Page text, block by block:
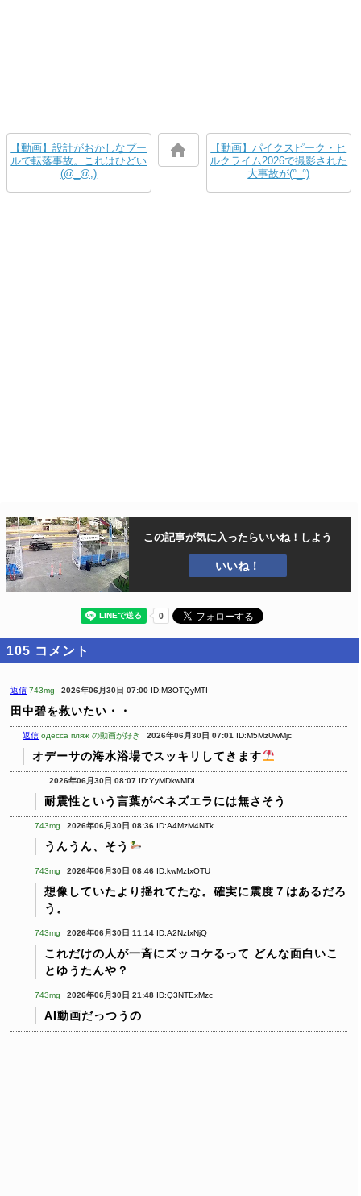
【動画】設計がおかしなプー
ルで転落事故。これはひどい
(@_@;)
【動画】パイクスピーク・ヒ
ルクライム2026で撮影された
大事故が(°_°)
この記事が気に入ったらいいね！しよう
いいね！
105 コメント
返信 743mg 2026年06月30日 07:00 ID:M3OTQyMTI
田中碧を救いたい・・
返信 одесса пляж の動画が好き 2026年06月30日 07:01 ID:M5MzUwMjc
オデーサの海水浴場でスッキリしてきます
2026年06月30日 08:07 ID:YyMDkwMDI
耐震性という言葉がベネズエラには無さそう
743mg 2026年06月30日 08:36 ID:A4MzM4NTk
うんうん、そう
743mg 2026年06月30日 08:46 ID:kwMzIxOTU
想像していたより揺れてたな。確実に震度７はあるだろ
う。
743mg 2026年06月30日 11:14 ID:A2NzIxNjQ
これだけの人が一斉にズッコケるって どんな面白いこ
とゆうたんや？
743mg 2026年06月30日 21:48 ID:Q3NTExMzc
AI動画だっつうの